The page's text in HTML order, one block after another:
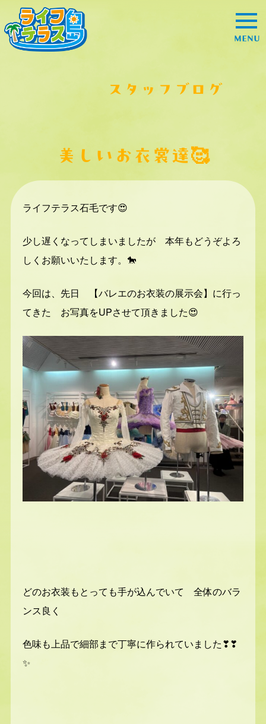
MENU
スタッフブログ
美しいお衣裳達🥰
ライフテラス石毛です😍
少し遅くなってしまいましたが 本年もどうぞよろ
しくお願いいたします。🐎
今回は、先日 【バレエのお衣装の展示会】に行っ
てきた お写真をUPさせて頂きました😍
どのお衣装もとっても手が込んでいて 全体のバラ
ンス良く
色味も上品で細部まで丁寧に作られていました❣❣
✨